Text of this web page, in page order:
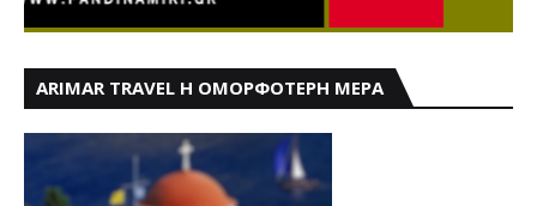
ARIMAR TRAVEL Η ΟΜΟΡΦΟΤΕΡΗ ΜΕΡΑ